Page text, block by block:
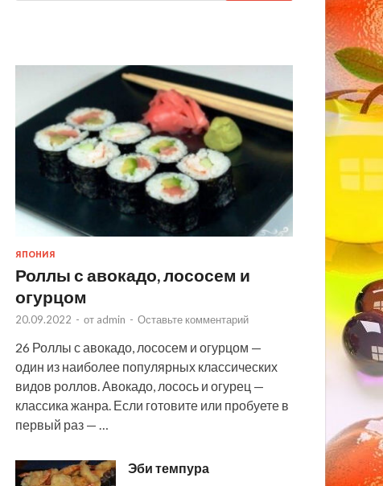
ЯПОНИЯ
Роллы с авокадо, лососем и
огурцом
20.09.2022 - от admin - Оставьте комментарий
26 Роллы с авокадо, лососем и огурцом —
один из наиболее популярных классических
видов роллов. Авокадо, лосось и огурец —
классика жанра. Если готовите или пробуете в
первый раз — …
Эби темпура